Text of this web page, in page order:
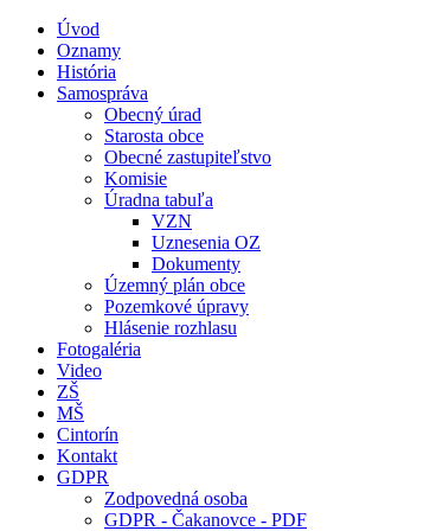
Úvod
Oznamy
História
Samospráva
Obecný úrad
Starosta obce
Obecné zastupiteľstvo
Komisie
Úradna tabuľa
VZN
Uznesenia OZ
Dokumenty
Územný plán obce
Pozemkové úpravy
Hlásenie rozhlasu
Fotogaléria
Video
ZŠ
MŠ
Cintorín
Kontakt
GDPR
Zodpovedná osoba
GDPR - Čakanovce - PDF